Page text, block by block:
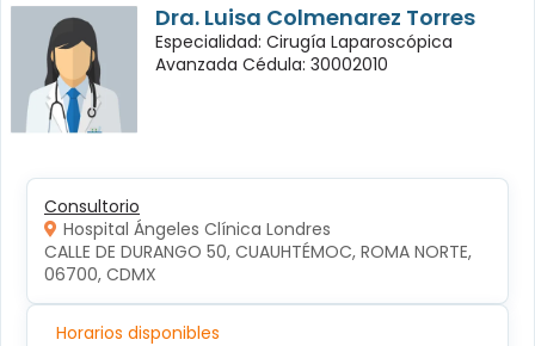
Dra. Luisa Colmenarez Torres
Especialidad: Cirugía Laparoscópica
Avanzada Cédula: 30002010
Consultorio
Hospital Ángeles Clínica Londres
CALLE DE DURANGO 50, CUAUHTÉMOC, ROMA NORTE,
06700, CDMX
Horarios disponibles